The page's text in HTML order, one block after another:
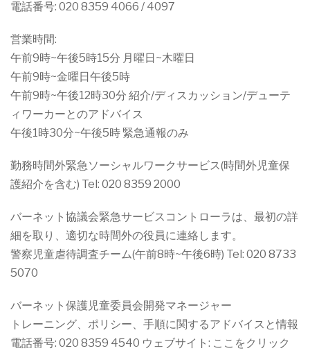
電話番号: 020 8359 4066 / 4097
営業時間:
午前9時~午後5時15分 月曜日~木曜日
午前9時~金曜日午後5時
午前9時~午後12時30分 紹介/ディスカッション/デューテ
ィワーカーとのアドバイス
午後1時30分~午後5時 緊急通報のみ
勤務時間外緊急ソーシャルワークサービス(時間外児童保
護紹介を含む) Tel: 020 8359 2000
バーネット協議会緊急サービスコントローラは、最初の詳
細を取り、適切な時間外の役員に連絡します。
警察児童虐待調査チーム(午前8時~午後6時) Tel: 020 8733
5070
バーネット保護児童委員会開発マネージャー
トレーニング、ポリシー、手順に関するアドバイスと情報
電話番号: 020 8359 4540 ウェブサイト: ここをクリック